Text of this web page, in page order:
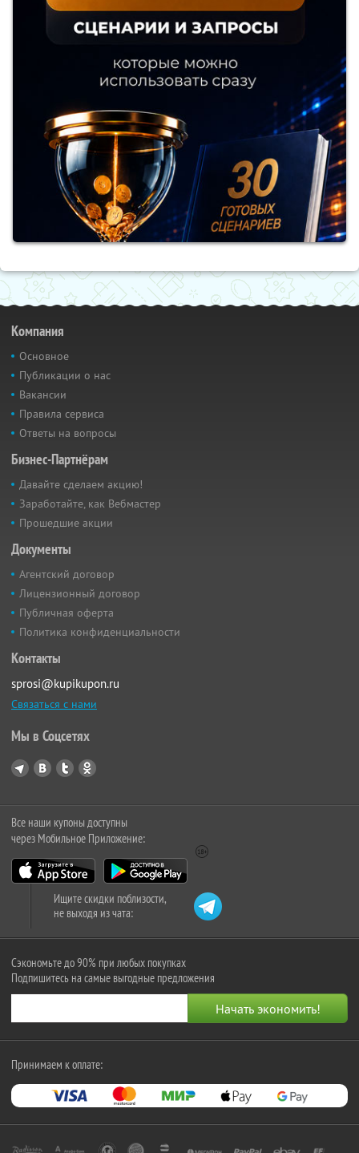
Компания
Основное
Публикации о нас
Вакансии
Правила сервиса
Ответы на вопросы
Бизнес-Партнёрам
Давайте сделаем акцию!
Заработайте, как Вебмастер
Прошедшие акции
Документы
Агентский договор
Лицензионный договор
Публичная оферта
Политика конфиденциальности
Контакты
sprosi@kupikupon.ru
Связаться с нами
Мы в Соцсетях
Все наши купоны доступны
через Мобильное Приложение:
Ищите скидки поблизости,
не выходя из чата:
Сэкономьте до 90% при любых покупках
Подпишитесь на самые выгодные предложения
Принимаем к оплате: